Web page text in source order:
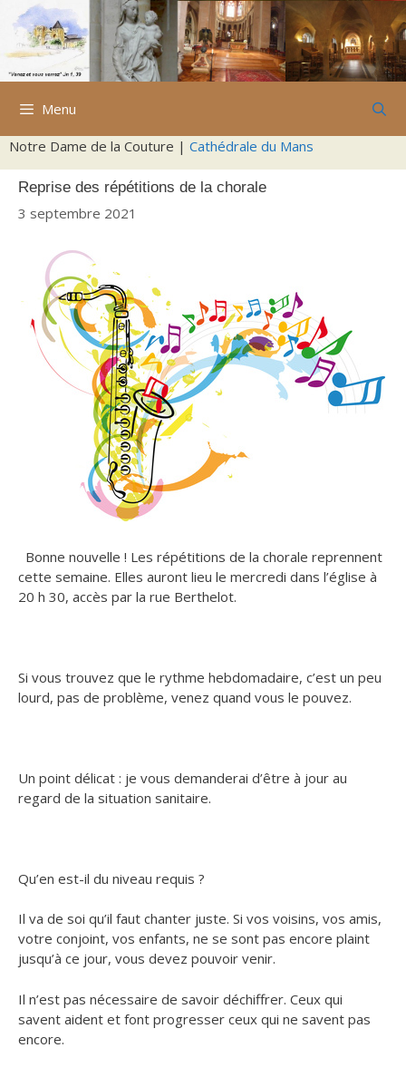
Aller
contenu
Menu
Notre Dame de la Couture | Cathédrale du Mans
Reprise des répétitions de la chorale
3 septembre 2021
Bonne nouvelle ! Les répétitions de la chorale reprennent
cette semaine. Elles auront lieu le mercredi dans l’église à
20 h 30, accès par la rue Berthelot.
Si vous trouvez que le rythme hebdomadaire, c’est un peu
lourd, pas de problème, venez quand vous le pouvez.
Un point délicat : je vous demanderai d’être à jour au
regard de la situation sanitaire.
Qu’en est-il du niveau requis ?
Il va de soi qu’il faut chanter juste. Si vos voisins, vos amis,
votre conjoint, vos enfants, ne se sont pas encore plaint
jusqu’à ce jour, vous devez pouvoir venir.
Il n’est pas nécessaire de savoir déchiffrer. Ceux qui
savent aident et font progresser ceux qui ne savent pas
encore.